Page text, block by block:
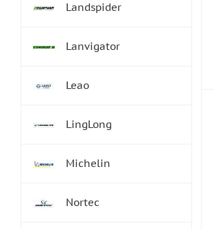
Landspider
Lanvigator
Leao
LingLong
Michelin
Nortec